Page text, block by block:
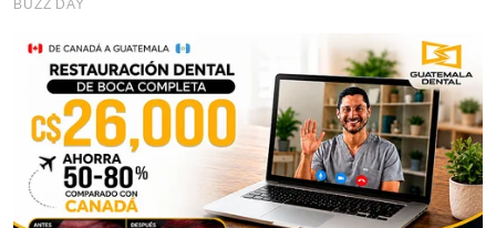
BUZZ DAY